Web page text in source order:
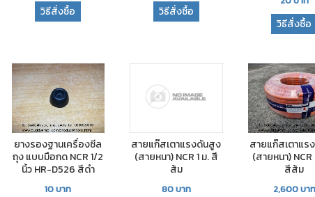
วิธีสั่งซื้อ วิธีสั่งซื้อ
วิธีสั่งซื้อ
ยางรองฐานเครื่องซีล
ถุง แบบมือกด NCR 1/2
นิ้ว HR-D526 สีดำ
10บาท
สายแก๊สเตาแรงดันสูง
(สายหนา) NCR 1 ม. สี
ส้ม
80บาท
สายแก๊สเตาแร
(สายหนา)
สีส้ม
2,600บาท